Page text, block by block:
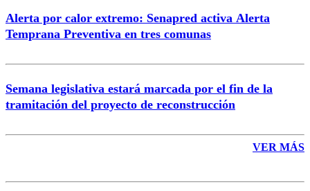
Alerta por calor extremo: Senapred activa Alerta
Temprana Preventiva en tres comunas
Semana legislativa estará marcada por el fin de la
tramitación del proyecto de reconstrucción
VER MÁS